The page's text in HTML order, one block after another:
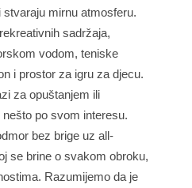
mirnu atmosferu.
sadržaja,
vodom, teniske
i prostor za igru za djecu.
za opuštanjem ili
po svom interesu.
bez brige uz all-
se brine o svakom obroku,
Razumijemo da je